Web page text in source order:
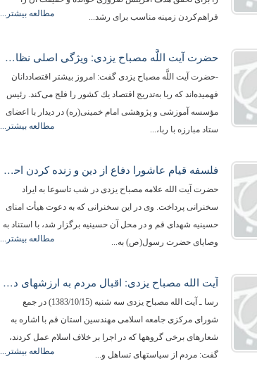
فراهم‌كردن زمینه مناسب برای رشد...
مطالعه بیشتر...
حضرت آیت اللَّه مصباح یزدی: ویژگی اصلی نظام ما اسلامی‏‌بودن آن است.
-حضرت آیت اللَّه مصباح یزدی گفت: امروز بیشتر اقتصاددانان
فهمیده‏‌اند كه ربا به‌تدریج اقتصاد یك كشور را فلج می‏‌كند. رئیس
مؤسسه آموزشی و پژوهشی امام خمینی(ره) در دیدار با اعضای
ستاد مبارزه با ربا،...
مطالعه بیشتر...
فلسفه قیام عاشورا دفاع از دین و زنده کردن احکام اجتماعی اسلام بود
حضرت آیت الله علامه مصباح یزدی در شب تاسوعا به ایراد
سخنرانی پرداخت. وی در این سخنرانی كه به دعوت هیأت امنای
حسینیه شهدای قم و در محل آن حسینیه برگزار شد، با استناد به
وصایای حضرت رسول(ص) به...
مطالعه بیشتر...
آیت الله مصباح یزدی: اقبال مردم به ارزش‏های دینی و معنویت بیش از گذشته است.
رسا ـ آیت الله مصباح یزدی سه شنبه (1383/10/15) در جمع
شورای مركزی جامعه اسلامی مهندسین استان قم با اشاره به
شعارهای برخی گروه‏ها كه در اجرا بر خلاف اسلام عمل كردند،
گفت: مردم از سیاست‏های تساهل و...
مطالعه بیشتر...